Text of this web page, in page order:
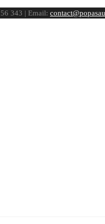
343 | Email: